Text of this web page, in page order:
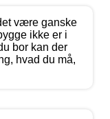
være ganske
ikke er i
bor kan der
hvad du må,